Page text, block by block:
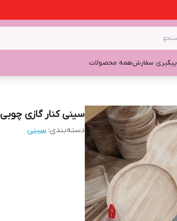
پیگیری سفارشهمه محصولات
سینی کنار گازی چوبی
دسته‌بندی: سینی